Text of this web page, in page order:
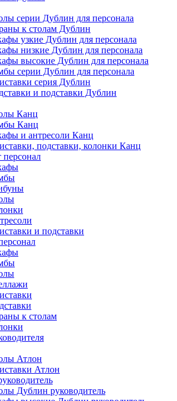
серии Дублин для персонала
к столам Дублин
узкие Дублин для персонала
низкие Дублин для персонала
высокие Дублин для персонала
серии Дублин для персонала
серия Дублин
и подставки Дублин
Канц
Канц
и антресоли Канц
подставки, колонки Канц
и подставки
к столам
Атлон
Атлон
Дублин руководитель